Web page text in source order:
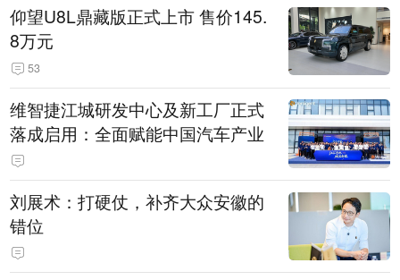
仰望U8L鼎藏版正式上市 售价145.
8万元
53
维智捷江城研发中心及新工厂正式
落成启用：全面赋能中国汽车产业
刘展术：打硬仗，补齐大众安徽的
错位